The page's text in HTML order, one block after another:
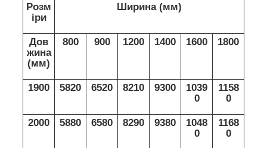
Розм
іри
Ширина (мм)
Дов
жина
(мм)
800 900 1200 1400 1600 1800
1900 5820 6520 8210 9300
1039
0
1158
0
2000 5880 6580 8290 9380
1048
0
1168
0